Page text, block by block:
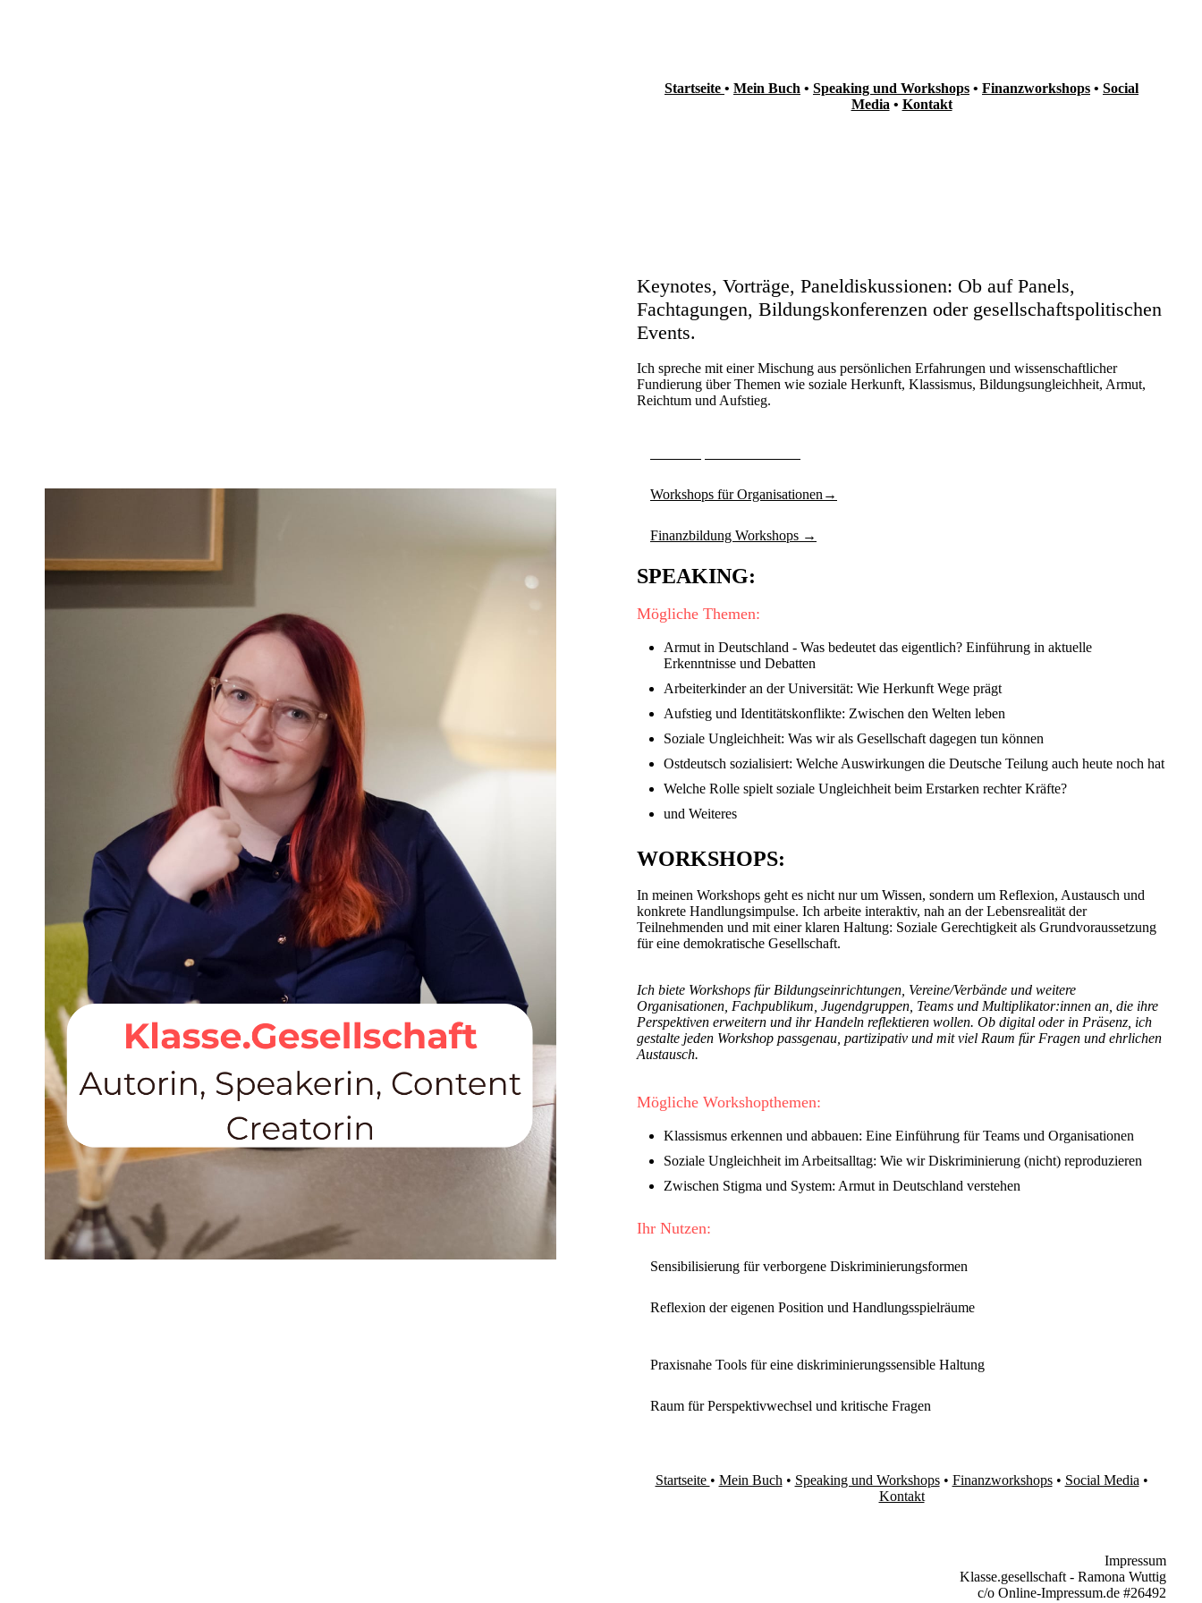
Startseite • Mein Buch • Speaking und Workshops • Finanzworkshops • Social
Media • Kontakt
Keynotes, Vorträge, Paneldiskussionen: Ob auf Panels,
Fachtagungen, Bildungskonferenzen oder gesellschaftspolitischen
Events.
Ich spreche mit einer Mischung aus persönlichen Erfahrungen und wissenschaftlicher
Fundierung über Themen wie soziale Herkunft, Klassismus, Bildungsungleichheit, Armut,
Reichtum und Aufstieg.
Workshops für Organisationen→
Finanzbildung Workshops →
SPEAKING:
Mögliche Themen:
Armut in Deutschland - Was bedeutet das eigentlich? Einführung in aktuelle
Erkenntnisse und Debatten
Arbeiterkinder an der Universität: Wie Herkunft Wege prägt
Aufstieg und Identitätskonflikte: Zwischen den Welten leben
Soziale Ungleichheit: Was wir als Gesellschaft dagegen tun können
Ostdeutsch sozialisiert: Welche Auswirkungen die Deutsche Teilung auch heute noch hat
Welche Rolle spielt soziale Ungleichheit beim Erstarken rechter Kräfte?
und Weiteres
WORKSHOPS:
In meinen Workshops geht es nicht nur um Wissen, sondern um Reflexion, Austausch und
konkrete Handlungsimpulse. Ich arbeite interaktiv, nah an der Lebensrealität der
Teilnehmenden und mit einer klaren Haltung: Soziale Gerechtigkeit als Grundvoraussetzung
für eine demokratische Gesellschaft.
Ich biete Workshops für Bildungseinrichtungen, Vereine/Verbände und weitere
Organisationen, Fachpublikum, Jugendgruppen, Teams und Multiplikator:innen an, die ihre
Perspektiven erweitern und ihr Handeln reflektieren wollen. Ob digital oder in Präsenz, ich
gestalte jeden Workshop passgenau, partizipativ und mit viel Raum für Fragen und ehrlichen
Austausch.
Mögliche Workshopthemen:
Klassismus erkennen und abbauen: Eine Einführung für Teams und Organisationen
Soziale Ungleichheit im Arbeitsalltag: Wie wir Diskriminierung (nicht) reproduzieren
Zwischen Stigma und System: Armut in Deutschland verstehen
Ihr Nutzen:
Sensibilisierung für verborgene Diskriminierungsformen
Reflexion der eigenen Position und Handlungsspielräume
Praxisnahe Tools für eine diskriminierungssensible Haltung
Raum für Perspektivwechsel und kritische Fragen
Startseite • Mein Buch • Speaking und Workshops• Finanzworkshops• Social Media •
Kontakt
Impressum
Klasse.gesellschaft - Ramona Wuttig
c/o Online-Impressum.de #26492